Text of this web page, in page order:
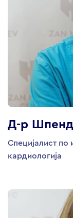
Д-р
Специјалист по
кардиологија